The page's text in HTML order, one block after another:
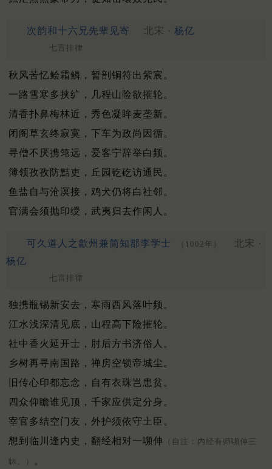
次韵和十六兄先辈见寄 北宋 · 杨亿
七言排律
秋风苦忆鲙霜鳞，暂剖铜符出紫宸。
一路雪寒多挟纩，几程山险欲摧轮。
清香扑鼻梅林近，秀色凝眸麦垄新。
闭阁草玄终寂寞，下车为政尚因循。
寻僧不厌携筇远，爱客宁辞举白频。
簿领孜孜防黠吏，丘园矻矻访通民。
鱼盐自与沧溟接，鸡犬仍将白社邻。
官满会须抛印绶，武夷归去作闲人。
可久道人之歙州兼简知郡李学士 （1002年）
北宋 ·
杨亿
七言排律
独携瓶锡新安去，寒雨西风落叶频。
江水浅深清见底，山程高下险摧轮。
社中香火延开士，肘后方书济俗人。
乡树再寻南国路，禅房空锁帝城尘。
旧传心印都忘念，自有衣珠岂患贫。
四众仰瞻谁见顶，千家应供定分身。
宰官多结空门友，外护须依守土臣。
想到临川逢内史，翻经相对一嚬伸
（自注：内经有师嚬伸三
昧。） 。